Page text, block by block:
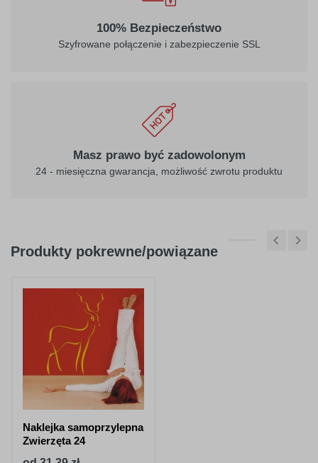
100% Bezpieczeństwo
Szyfrowane połączenie i zabezpieczenie SSL
Masz prawo być zadowolonym
24 - miesięczna gwarancja, możliwość zwrotu produktu
Produkty pokrewne/powiązane
Naklejka samoprzylepna
Zwierzęta 24